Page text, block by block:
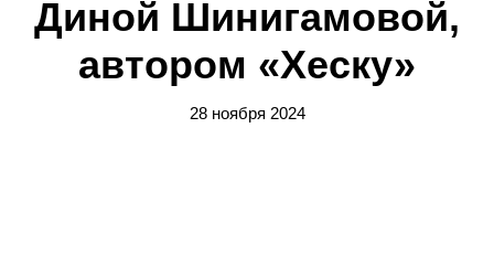
Диной Шинигамовой,
автором «Хеску»
28 ноября 2024